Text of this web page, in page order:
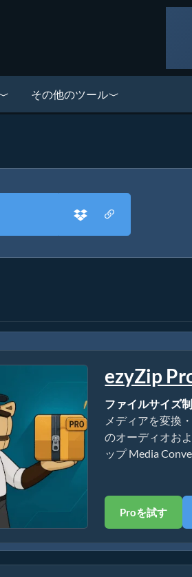
その他のツール
ezyZip
ファイルサイズ
メディアを変換
のオーディオお
ップ Media
Proを試す